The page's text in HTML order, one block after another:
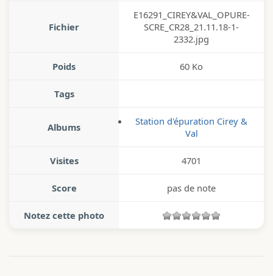
Fichier
E16291_CIREY&VAL_OPURE-
SCRE_CR28_21.11.18-1-
2332.jpg
Poids 60 Ko
Tags
Albums
Station d'épuration Cirey &
Val
Visites 4701
Score pas de note
Notez cette photo